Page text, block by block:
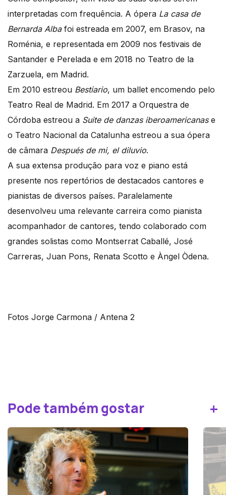
interpretadas com frequência. A ópera La casa de
Bernarda Albafoi estreada em 2007, em Brasov, na
Roménia, e representada em 2009 nos festivais de
Santander e Perelada e em 2018 no Teatro de la
Zarzuela, em Madrid.
Em 2010 estreou Bestiario, um ballet encomendo pelo
Teatro Real de Madrid. Em 2017 a Orquestra de
Córdoba estreou a Suite de danzas iberoamericanase
o Teatro Nacional da Catalunha estreou a sua ópera
de câmara Después de mi, el diluvio.
A sua extensa produção para voz e piano está
presente nos repertórios de destacados cantores e
pianistas de diversos países. Paralelamente
desenvolveu uma relevante carreira como pianista
acompanhador de cantores, tendo colaborado com
grandes solistas como Montserrat Caballé, José
Carreras, Juan Pons, Renata Scotto e Àngel Òdena.
Fotos Jorge Carmona / Antena 2
Pode também gostar +